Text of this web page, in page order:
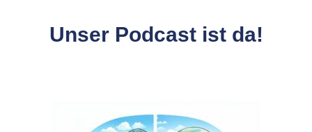
Unser Podcast ist da!